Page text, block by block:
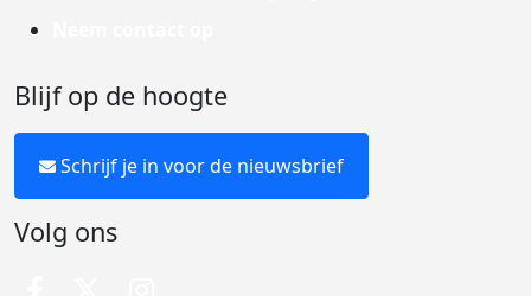
Blijf op de hoogte
Schrijf je in voor de nieuwsbrief
Volg ons